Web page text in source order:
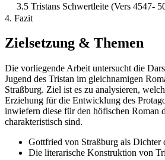
3.5 Tristans Schwertleite (Vers 4547-
4. Fazit
Zielsetzung & Themen
Die vorliegende Arbeit untersucht die
Jugend des Tristan im gleichnamigen
Straßburg. Ziel ist es zu analysieren,
Erziehung für die Entwicklung des
inwiefern diese für den höfischen Roman
charakteristisch sind.
Gottfried von Straßburg als Dichter
Die literarische Konstruktion von